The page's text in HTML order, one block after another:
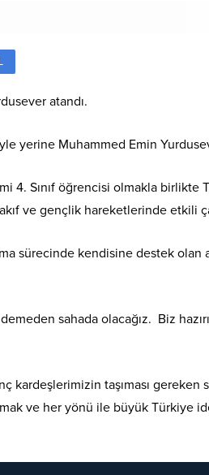
atandı.
yerine Muhammed Emin
Sınıf öğrencisi olmakla birlikte
ve gençlik hareketlerinde etkili
sürecinde kendisine destek olan
sahada olacağız. Biz
taşıması gereken
ve her yönü ile büyük Türkiye